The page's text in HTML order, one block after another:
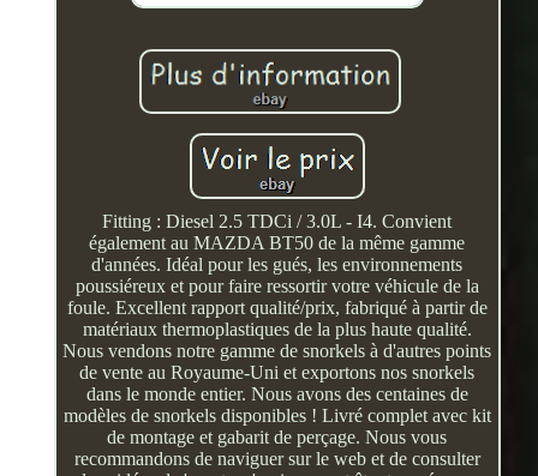
Fitting : Diesel 2.5 TDCi / 3.0L - I4. Convient
également au MAZDA BT50 de la même gamme
d'années. Idéal pour les gués, les environnements
poussiéreux et pour faire ressortir votre véhicule de la
foule. Excellent rapport qualité/prix, fabriqué à partir de
matériaux thermoplastiques de la plus haute qualité.
Nous vendons notre gamme de snorkels à d'autres points
de vente au Royaume-Uni et exportons nos snorkels
dans le monde entier. Nous avons des centaines de
modèles de snorkels disponibles ! Livré complet avec kit
de montage et gabarit de perçage. Nous vous
recommandons de naviguer sur le web et de consulter